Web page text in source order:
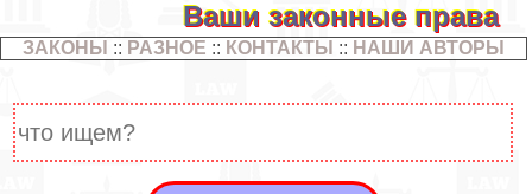
Ваши законные права
ЗАКОНЫ :: РАЗНОЕ :: КОНТАКТЫ :: НАШИ АВТОРЫ